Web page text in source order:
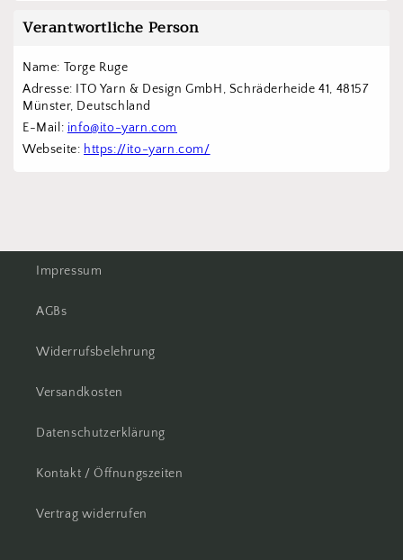
Verantwortliche Person
Name: Torge Ruge
Adresse: ITO Yarn & Design GmbH, Schräderheide 41, 48157
Münster, Deutschland
E-Mail: info@ito-yarn.com
Webseite: https://ito-yarn.com/
Impressum
AGBs
Widerrufsbelehrung
Versandkosten
Datenschutzerklärung
Kontakt / Öffnungszeiten
Vertrag widerrufen